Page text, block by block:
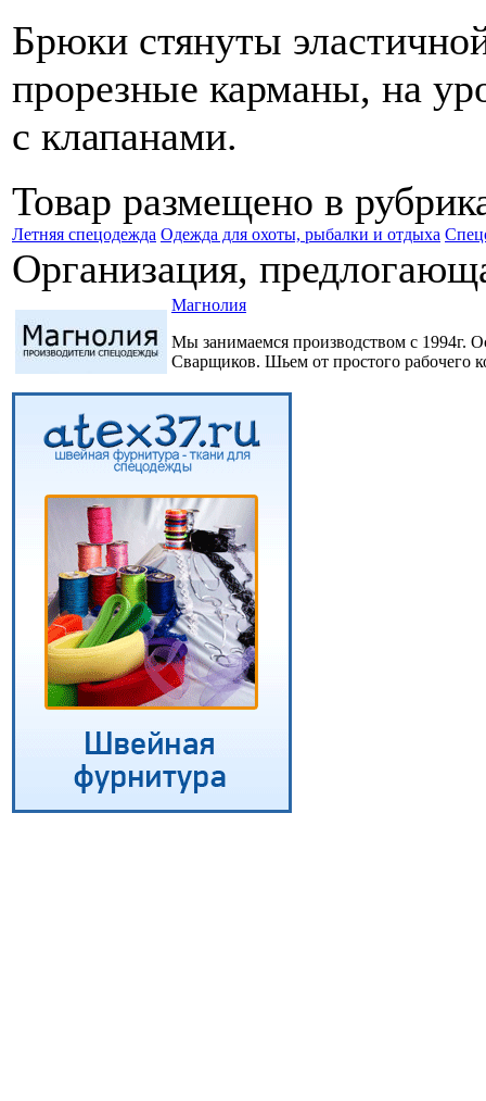
Брюки стянуты
прорезные карманы, на
с клапанами.
Товар размещено в
Летняя спецодежда Одежда для охоты, рыбалки и отдыха
Организация,
Магнолия
Мы занимаемся производством с 1994г.
Сварщиков. Шьем от простого рабочего